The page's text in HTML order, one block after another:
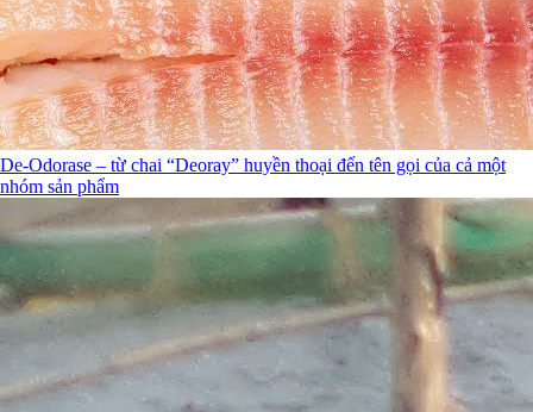
De-Odorase – từ chai “Deoray” huyền thoại đến tên gọi của cả một
nhóm sản phẩm